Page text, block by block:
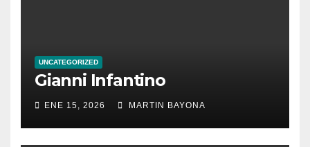
UNCATEGORIZED
Gianni Infantino
ENE 15, 2026 MARTIN BAYONA